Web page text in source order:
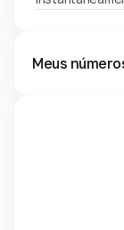
Meus